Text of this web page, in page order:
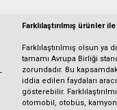
Farklılaştırılmış ürünler
Farklılaştırılmış olsun
tamamı Avrupa Birliği
zorundadır. Bu
iddia edilen faydaları
gösterebilir.
otomobil, otobüs, kamyon,